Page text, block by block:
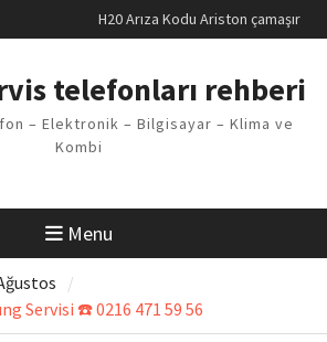
LG kombi E2 Arızası Çözümü
Çözüm Yöntemleri
Vaillant çamaşır makinesi E03
Arıza Kodu
Ferroli klima E3 Arızası Çözümü
telefonları rehberi
– Elektronik – Bilgisayar – Klima ve
Kombi
Menu
Servisi ☎️ 0216 471 59 56